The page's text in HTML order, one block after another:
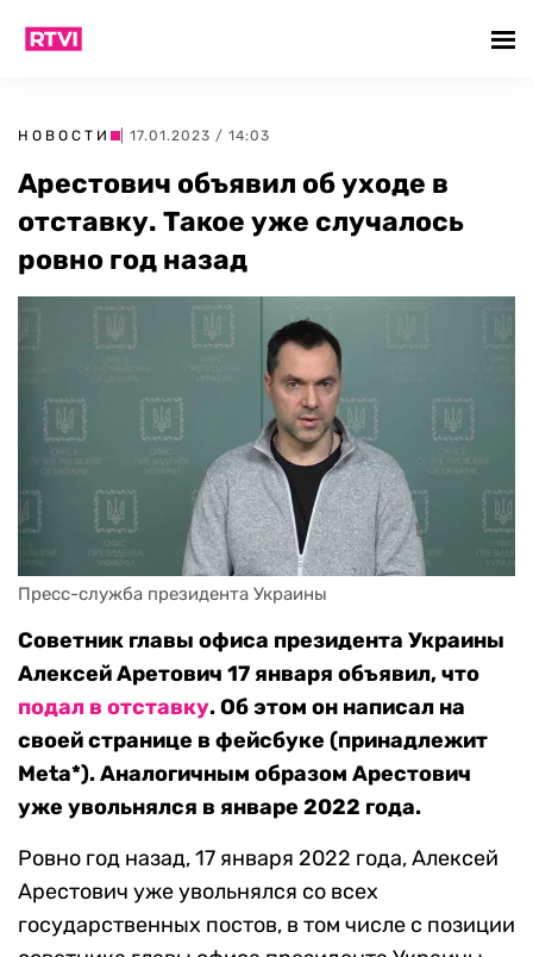
НОВОСТИ | 17.01.2023 / 14:03
Арестович объявил об уходе в
отставку. Такое уже случалось
ровно год назад
Пресс-служба президента Украины
Советник главы офиса президента Украины
Алексей Аретович 17 января объявил, что
подал в отставку. Об этом он написал на
своей странице в фейсбуке (принадлежит
Meta*). Аналогичным образом Арестович
уже увольнялся в январе 2022 года.
Ровно год назад, 17 января 2022 года, Алексей
Арестович уже увольнялся со всех
государственных постов, в том числе с позиции